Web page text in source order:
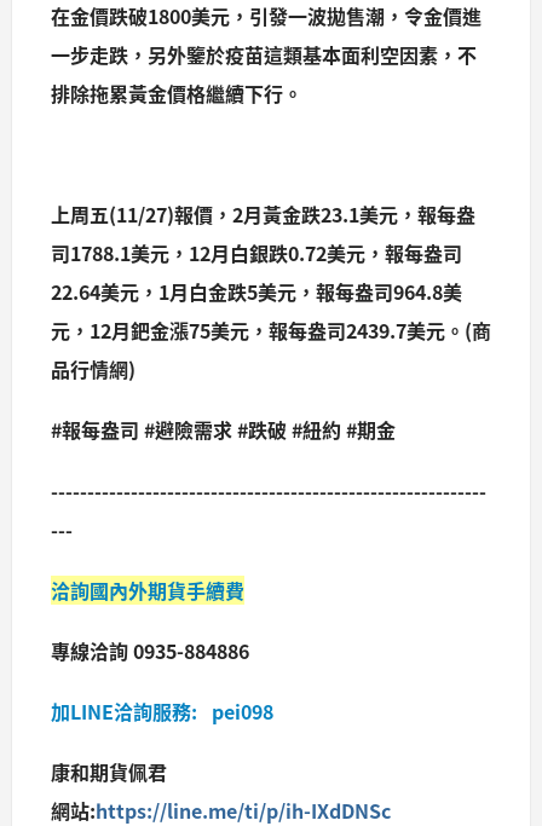
在金價跌破1800美元，引發一波拋售潮，令金價進
一步走跌，另外鑒於疫苗這類基本面利空因素，不
排除拖累黃金價格繼續下行。
上周五(11/27)報價，2月黃金跌23.1美元，報每盎
司1788.1美元，12月白銀跌0.72美元，報每盎司
22.64美元，1月白金跌5美元，報每盎司964.8美
元，12月鈀金漲75美元，報每盎司2439.7美元。(商
品行情網)
#報每盎司 #避險需求 #跌破 #紐約 #期金
------------------------------------------------------------
---
洽詢國內外期貨手續費
專線洽詢 0935-884886
加LINE洽詢服務: pei098
康和期貨佩君
網站:https://line.me/ti/p/ih-IXdDNSc